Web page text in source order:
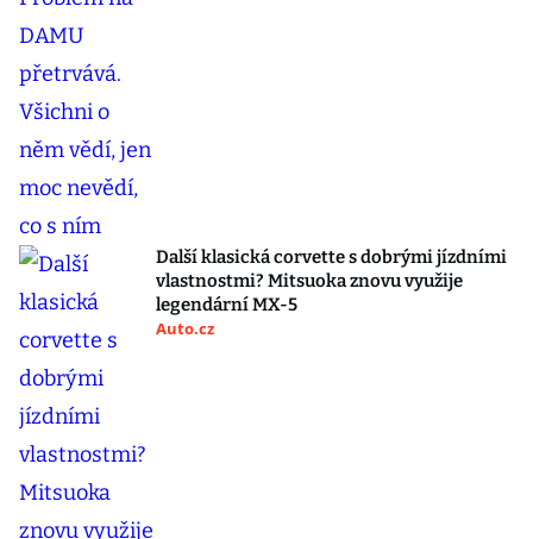
Další klasická corvette s dobrými jízdními
vlastnostmi? Mitsuoka znovu využije
legendární MX-5
Auto.cz